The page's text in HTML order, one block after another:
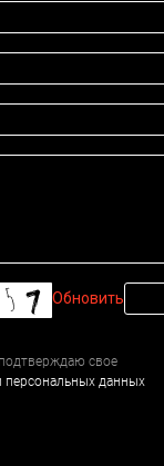
Обновить
свое
персональных данных